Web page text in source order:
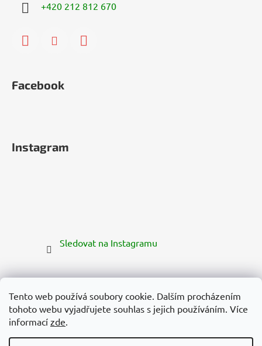
Tento web používá soubory cookie. Dalším procházením
tohoto webu vyjadřujete souhlas s jejich používáním. Více
informací zde.
+420 212 812 670
Facebook
Instagram
Sledovat na Instagramu